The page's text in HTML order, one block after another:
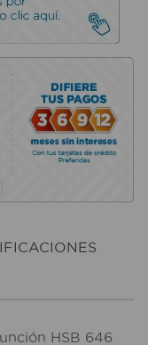
HSB 646